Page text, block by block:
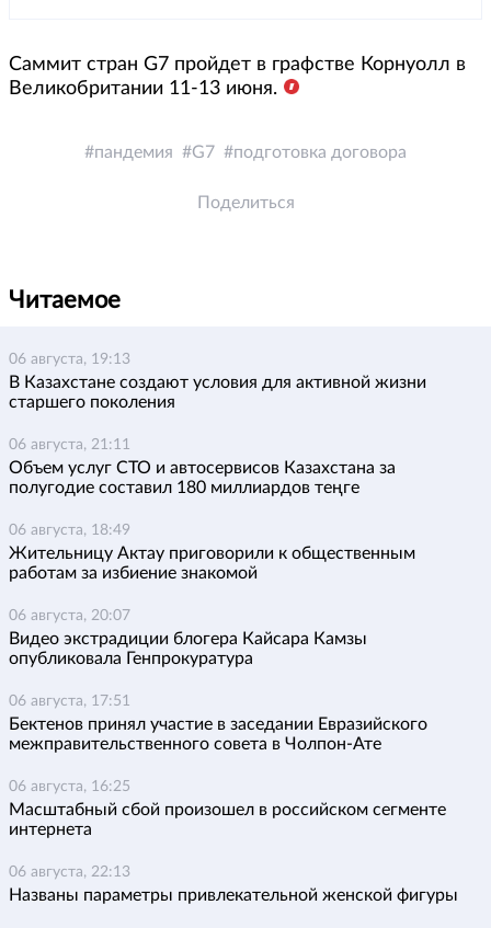
Саммит стран G7 пройдет в графстве Корнуолл в
Великобритании 11-13 июня.
пандемия G7 подготовка договора
Поделиться
Читаемое
06 августа, 19:13
В Казахстане создают условия для активной жизни
старшего поколения
06 августа, 21:11
Объем услуг СТО и автосервисов Казахстана за
полугодие составил 180 миллиардов теңге
06 августа, 18:49
Жительницу Актау приговорили к общественным
работам за избиение знакомой
06 августа, 20:07
Видео экстрадиции блогера Кайсара Камзы
опубликовала Генпрокуратура
06 августа, 17:51
Бектенов принял участие в заседании Евразийского
межправительственного совета в Чолпон-Ате
06 августа, 16:25
Масштабный сбой произошел в российском сегменте
интернета
06 августа, 22:13
Названы параметры привлекательной женской фигуры